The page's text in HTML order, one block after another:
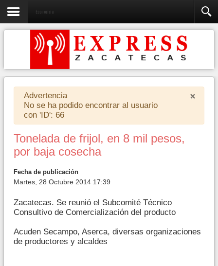
Economía
×
Advertencia
No se ha podido encontrar al usuario
con 'ID': 66
Tonelada de frijol, en 8 mil pesos,
por baja cosecha
Fecha de publicación
Martes, 28 Octubre 2014 17:39
Zacatecas. Se reunió el Subcomité Técnico
Consultivo de Comercialización del producto
Acuden Secampo, Aserca, diversas organizaciones
de productores y alcaldes